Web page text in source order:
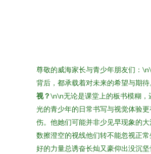
尊敬的威海家长与青少年朋友们：
背后，都承载着对未来的希望与期
视？\n\n无论是课堂上的板书模糊，
光的青少年的日常书写与视觉体验
伤。他她们可能并非少见早现象的
数擦澄空的视线他们转不能忽视正
好的力量总诱奋长灿又豪仰出没沉